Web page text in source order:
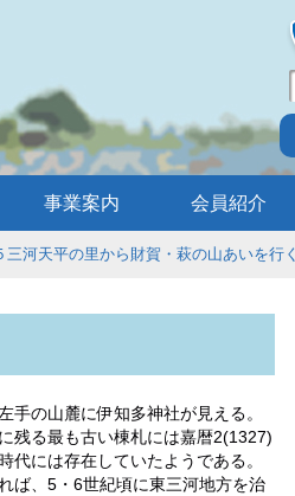
事業案内 会員紹介
三河天平の里から財賀・萩の山あいを行く
の山麓に伊知多神社が見える。
残る最も古い棟札には嘉暦2(1327)
には存在していたようである。
ば、5・6世紀頃に東三河地方を治